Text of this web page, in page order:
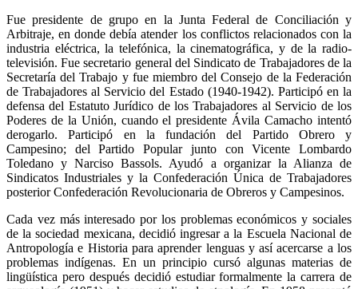
Fue presidente de grupo en la Junta Federal de Conciliación y
Arbitraje, en donde debía atender los conflictos relacionados con la
industria eléctrica, la telefónica, la cinematográfica, y de la radio-
televisión. Fue secretario general del Sindicato de Trabajadores de la
Secretaría del Trabajo y fue miembro del Consejo de la Federación
de Trabajadores al Servicio del Estado (1940-1942). Participó en la
defensa del Estatuto Jurídico de los Trabajadores al Servicio de los
Poderes de la Unión, cuando el presidente Ávila Camacho intentó
derogarlo. Participó en la fundación del Partido Obrero y
Campesino; del Partido Popular junto con Vicente Lombardo
Toledano y Narciso Bassols. Ayudó a organizar la Alianza de
Sindicatos Industriales y la Confederación Única de Trabajadores
posterior Confederación Revolucionaria de Obreros y Campesinos.
Cada vez más interesado por los problemas económicos y sociales
de la sociedad mexicana, decidió ingresar a la Escuela Nacional de
Antropología e Historia para aprender lenguas y así acercarse a los
problemas indígenas. En un principio cursó algunas materias de
lingüística pero después decidió estudiar formalmente la carrera de